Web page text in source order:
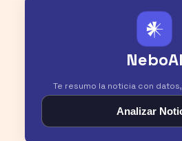
𒀭
NeboAI
Te resumo la noticia con
Analizar